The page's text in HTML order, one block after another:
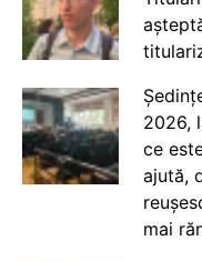
2026,
ce
ajută,
mai